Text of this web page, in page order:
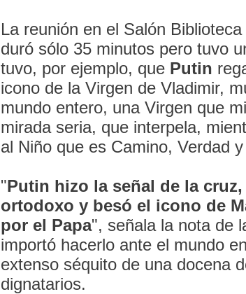
La reunión en el Salón
duró sólo 35 minutos pero tuvo
tuvo, por ejemplo, que Putin
icono de la Virgen de Vladimir,
mundo entero, una Virgen que
mirada seria, que interpela,
al Niño que es Camino, Verdad
"Putin hizo la señal de la
ortodoxo y besó el icono de
por el Papa", señala la nota de
importó hacerlo ante el mundo
extenso séquito de una docena
dignatarios.